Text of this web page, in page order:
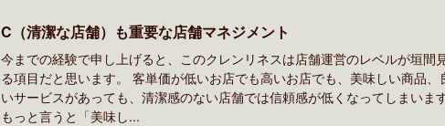
C（清潔な店舗）も重要な店舗マネジメント
今までの経験で申し上げると、このクレンリネスは店舗運営のレベルが垣間
る項目だと思います。 客単価が低いお店でも高いお店でも、美味しい商品、
いサービスがあっても、清潔感のない店舗では信頼感が低くなってしまいます
もっと言うと「美味し...